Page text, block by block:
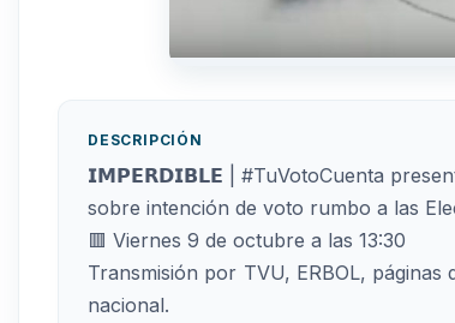
DESCRIPCIÓN
𝗜𝗠𝗣𝗘𝗥𝗗𝗜𝗕𝗟𝗘 | #TuVotoCuenta
sobre intención de voto rumbo a las
🟥 Viernes 9 de octubre a las 13:30
Transmisión por TVU, ERBOL,
nacional.